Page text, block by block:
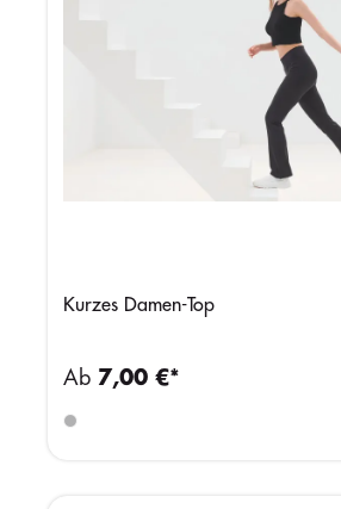
Kurzes Damen-Top
Ab 7,00 €*